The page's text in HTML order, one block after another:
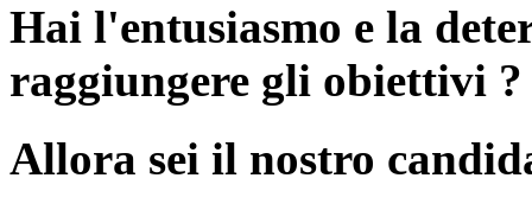
Hai l'entusiasmo e la
raggiungere gli obiettivi ?
Allora sei il nostro